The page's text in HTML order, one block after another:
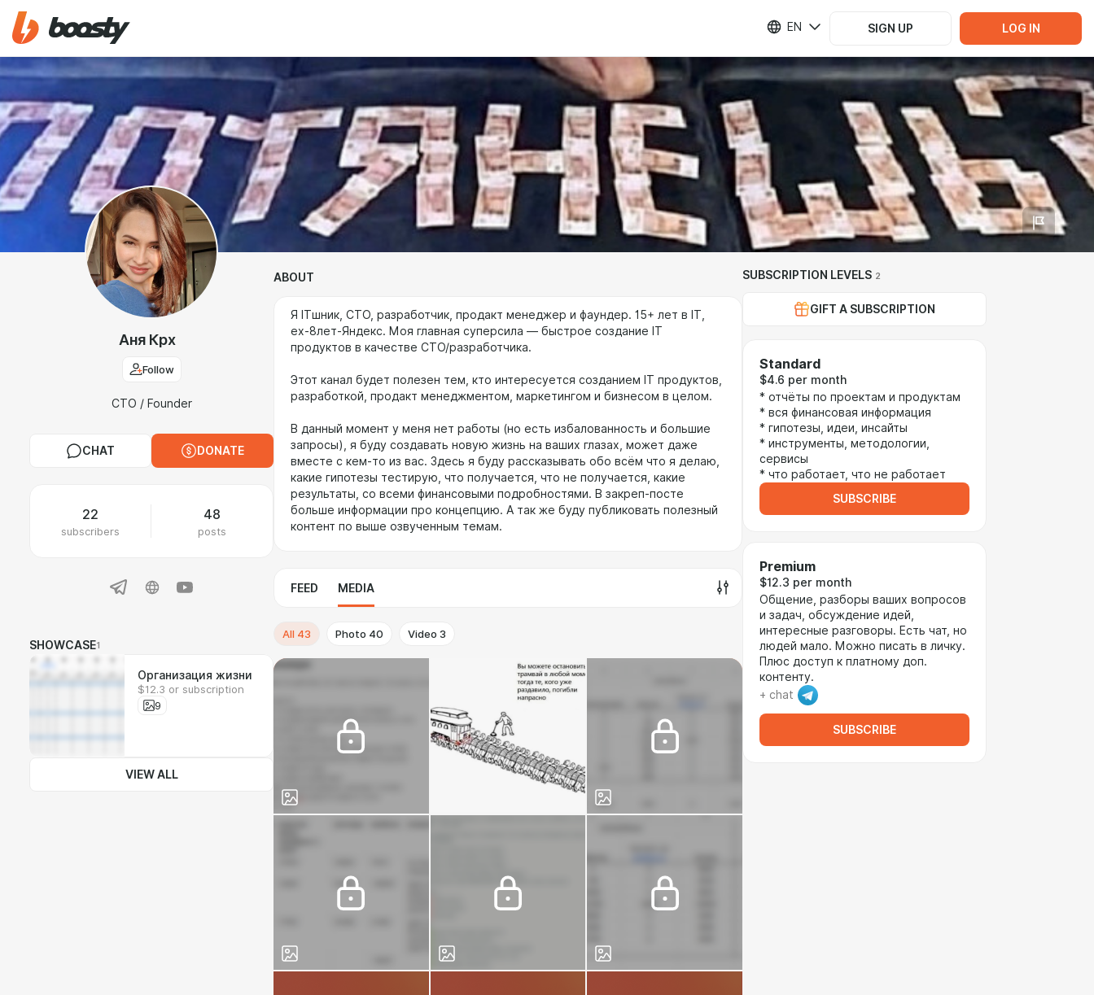
EN SIGN UP LOG IN
Аня Крх
Follow
CTO / Founder
CHAT DONATE
22
subscribers
48
posts
SHOWCASE1
Организация жизни
$12.3 or subscription
9
VIEW ALL
ABOUT
Я ITшник, CTO, разработчик, продакт менеджер и фаундер. 15+ лет в IT,
ex-8лет-Яндекс. Моя главная суперсила — быстрое создание IT
продуктов в качестве CTO/разработчика.
Этот канал будет полезен тем, кто интересуется созданием IT продуктов,
разработкой, продакт менеджментом, маркетингом и бизнесом в целом.
В данный момент у меня нет работы (но есть избалованность и большие
запросы), я буду создавать новую жизнь на ваших глазах, может даже
вместе с кем-то из вас. Здесь я буду рассказывать обо всём что я делаю,
какие гипотезы тестирую, что получается, что не получается, какие
результаты, со всеми финансовыми подробностями. В закреп-посте
больше информации про концепцию. А так же буду публиковать полезный
контент по выше озвученным темам.
FEED MEDIA
All 43 Photo 40 Video 3
SUBSCRIPTION LEVELS 2
GIFT A SUBSCRIPTION
Standard
$4.6 per month
* отчёты по проектам и продуктам
* вся финансовая информация
* гипотезы, идеи, инсайты
* инструменты, методологии,
сервисы
* что работает, что не работает
SUBSCRIBE
Premium
$12.3 per month
Общение, разборы ваших вопросов
и задач, обсуждение идей,
интересные разговоры. Есть чат, но
людей мало. Можно писать в личку.
Плюс доступ к платному доп.
контенту.
+ chat
SUBSCRIBE